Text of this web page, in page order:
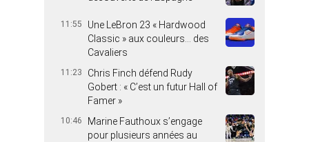
11:55
Une LeBron 23 « Hardwood
Classic » aux couleurs… des
Cavaliers
11:23
Chris Finch défend Rudy
Gobert : « C’est un futur Hall of
Famer »
10:46
Marine Fauthoux s’engage
pour plusieurs années au